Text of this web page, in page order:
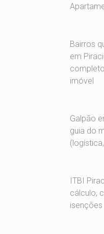
Bairros
em
imóvel
Galpão
guia do
ITBI
cálculo,
isenções